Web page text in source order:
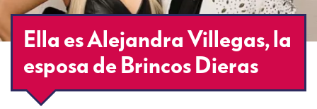
Ella es Alejandra Villegas, la
esposa de Brincos Dieras